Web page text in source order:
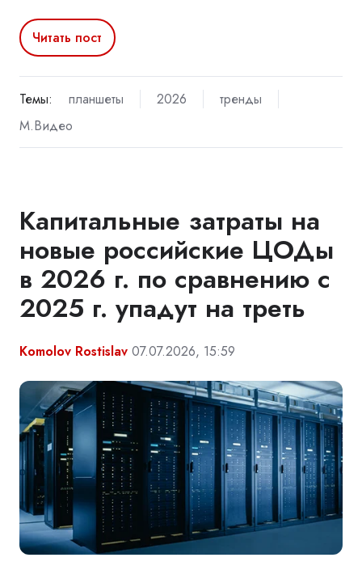
Читать пост
Темы: планшеты 2026
тренды
М.Видео
Капитальные затраты на
новые российские ЦОДы
в 2026 г. по сравнению с
2025 г. упадут на треть
Komolov Rostislav 07.07.2026, 15:59